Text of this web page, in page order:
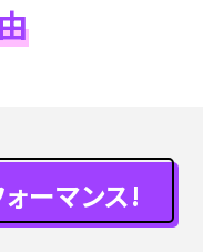
ーマンス!